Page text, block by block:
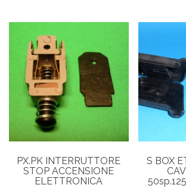
PX.PK INTERRUTTORE
STOP ACCENSIONE
ELETTRONICA
S BOX